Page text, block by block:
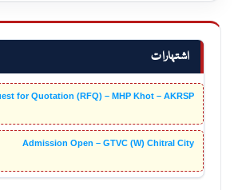
اشتہارات
for Quotation (RFQ) – MHP Khot – AKRSP
Admission Open – GTVC (W) Chitral City